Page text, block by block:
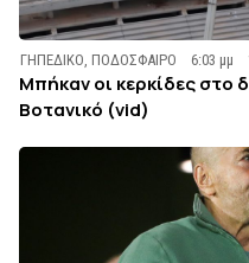
ΓΗΠΕΔΙΚΟ, ΠΟΔΟΣΦΑΙΡΟ 6:03 μμ
Μπήκαν οι κερκίδες στο
Βοτανικό (vid)